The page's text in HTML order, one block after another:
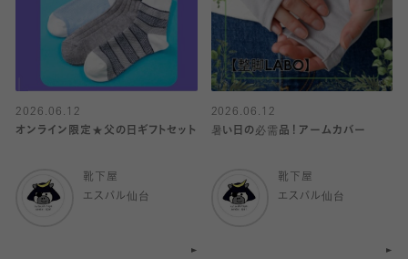
2026.06.12
オンライン限定★父の日ギフトセット
靴下屋
エスパル仙台
2026.06.12
暑い日の必需品！アームカバー
靴下屋
エスパル仙台